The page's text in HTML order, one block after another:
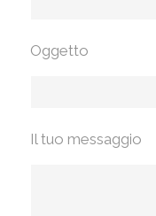
Oggetto
Il tuo messaggio